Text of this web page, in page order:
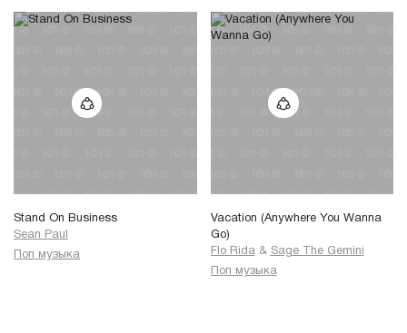
Stand On Business
Sean Paul
Поп музыка
Vacation (Anywhere You Wanna
Go)
Flo Rida & Sage The Gemini
Поп музыка